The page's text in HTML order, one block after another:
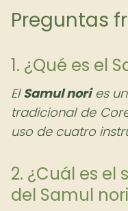
Preguntas
1. ¿Qué es el
ElSamul nories
tradicional de
uso de cuatro
2. ¿Cuál es
del Samul